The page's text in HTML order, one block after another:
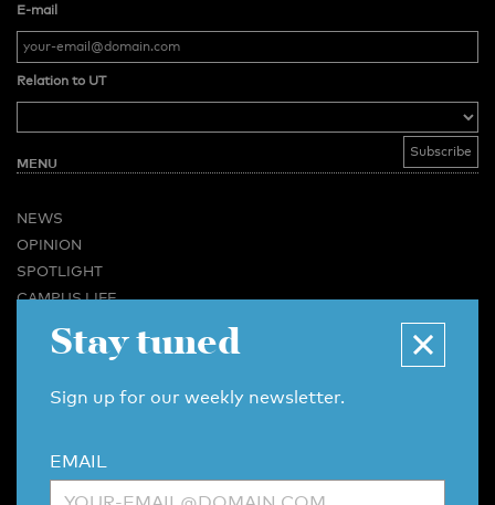
E-mail
Relation to UT
MENU
NEWS
OPINION
SPOTLIGHT
CAMPUS LIFE
BUSINESS & CAREER
CONTACT
ARCHIVE
Stay tuned
Sign up for our weekly newsletter.
EMAIL